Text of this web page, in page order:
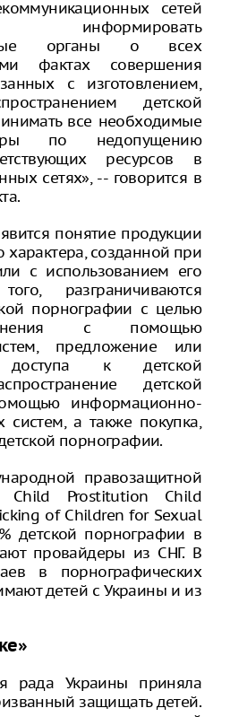
сетей
органы о всех
фактах совершения
с изготовлением,
детской
все необходимые
по недопущению
ресурсов в
сетях», -- говорится в
понятие продукции
характера, созданной при
с использованием его
разграничиваются
порнографии с целью
с помощью
предложение или
доступа к детской
детской
информационно-
систем, а также покупка,
порнографии.
правозащитной
Child Prostitution Child
of Children for Sexual
детской порнографии в
провайдеры из СНГ. В
в порнографических
детей с Украины и из
рада Украины приняла
защищать детей.